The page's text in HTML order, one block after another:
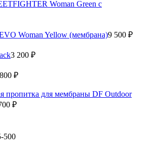
Woman Green с
Woman Yellow (мембрана)9 500 ₽
3 200 ₽
800 ₽
пропитка для мембраны DF Outdoor
₽
500